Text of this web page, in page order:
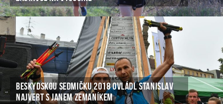
BESKYDSKOU SEDMIČKU 2018 OVLÁDL STANISLAV
NAJVERT S JANEM ZEMANÍKEM